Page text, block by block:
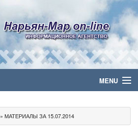
MENU
» МАТЕРИАЛЫ ЗА 15.07.2014